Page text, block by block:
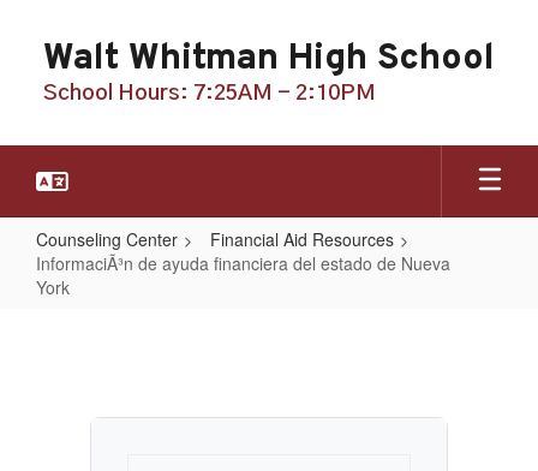
content
Walt Whitman High School
School Hours: 7:25AM - 2:10PM
Counseling Center
Financial Aid Resources
InformaciÃ³n de ayuda financiera del estado de Nueva
York
financiera